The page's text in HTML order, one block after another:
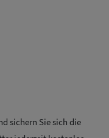
sichern Sie sich die